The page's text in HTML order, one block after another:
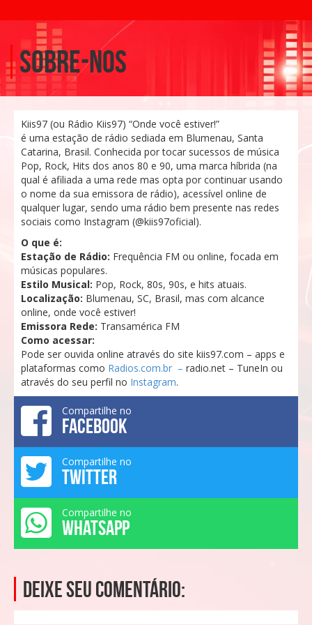
Sobre-nos
Kiis97 (ou Rádio Kiis97) “Onde você estiver!”
é uma estação de rádio sediada em Blumenau, Santa
Catarina, Brasil. Conhecida por tocar sucessos de música
Pop, Rock, Hits dos anos 80 e 90, uma marca híbrida (na
qual é afiliada a uma rede mas opta por continuar usando
o nome da sua emissora de rádio), acessível online de
qualquer lugar, sendo uma rádio bem presente nas redes
sociais como Instagram (@kiis97oficial).
O que é:
Estação de Rádio: Frequência FM ou online, focada em
músicas populares.
Estilo Musical: Pop, Rock, 80s, 90s, e hits atuais.
Localização: Blumenau, SC, Brasil, mas com alcance
online, onde você estiver!
Emissora Rede: Transamérica FM
Como acessar:
Pode ser ouvida online através do site kiis97.com – apps e
plataformas como Radios.com.br – radio.net – TuneIn ou
através do seu perfil no Instagram.
Compartilhe no
FACEBOOK
Compartilhe no
TWITTER
Compartilhe no
WHATSAPP
Deixe seu comentário: